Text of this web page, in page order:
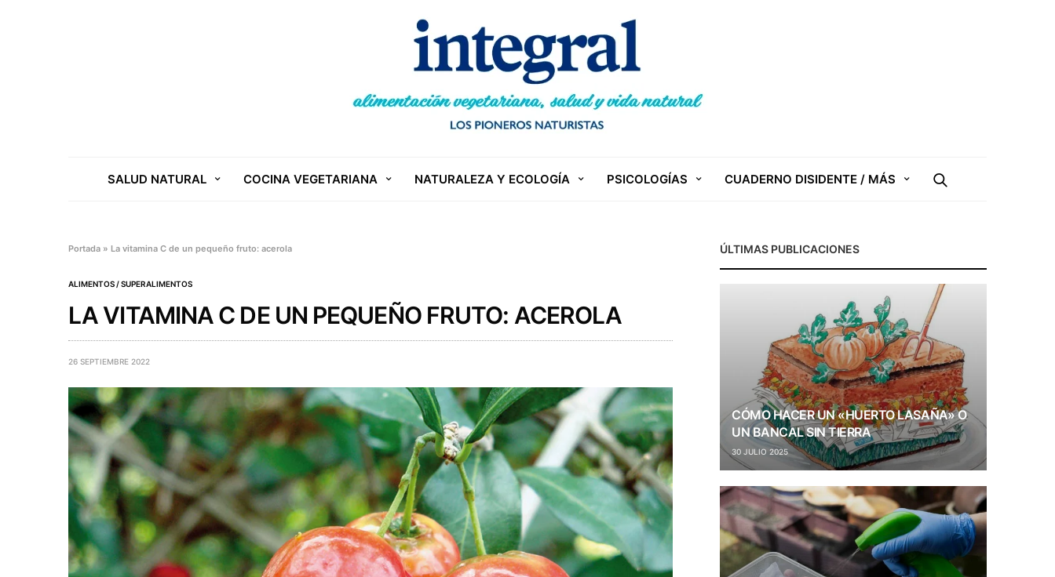
SALUD NATURAL COCINA VEGETARIANA NATURALEZA Y ECOLOGÍA PSICOLOGÍAS CUADERNO DISIDENTE / MÁS
Portada » La vitamina C de un pequeño fruto: acerola
ALIMENTOS / SUPERALIMENTOS
LA VITAMINA C DE UN PEQUEÑO FRUTO: ACEROLA
26 SEPTIEMBRE 2022
ÚLTIMAS PUBLICACIONES
CÓMO HACER UN «HUERTO LASAÑA» O
UN BANCAL SIN TIERRA
30 JULIO 2025